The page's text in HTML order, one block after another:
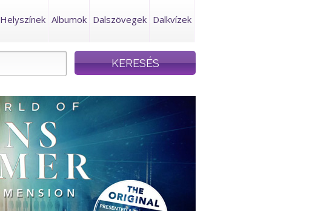
Helyszínek Albumok Dalszövegek Dalkvízek